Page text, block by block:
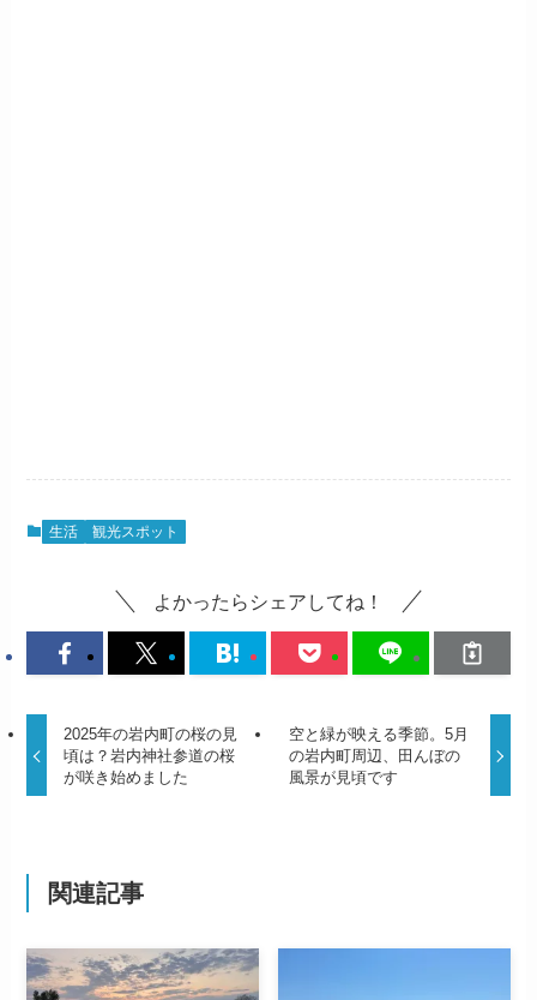
生活 観光スポット
よかったらシェアしてね！
2025年の岩内町の桜の見
頃は？岩内神社参道の桜
が咲き始めました
空と緑が映える季節。5月
の岩内町周辺、田んぼの
風景が見頃です
関連記事